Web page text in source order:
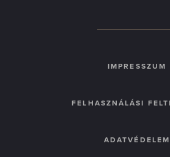
IMPRESSZUM
FELHASZNÁLÁSI
ADATVÉDELEM